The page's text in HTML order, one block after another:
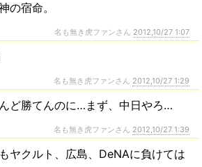
の宿命。
名も無き虎ファンさん 2012,10/27 1:07
名も無き虎ファンさん 2012,10/27 1:29
ど勝てんのに…まず、中日やろ…
名も無き虎ファンさん 2012,10/27 1:39
ヤクルト、広島、DeNAに負けては